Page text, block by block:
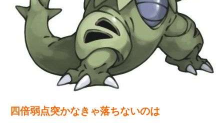
四倍弱点突かなきゃ落ちないのは